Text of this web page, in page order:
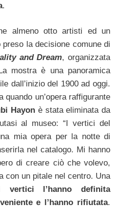
.
almeno otto artisti ed un
la decisione comune di
and Dream, organizzata
mostra è una panoramica
dall’inizio del 1900 ad oggi.
un’opera raffigurante
Hayon è stata eliminata da
al museo: “I vertici del
mia opera per la notte di
nel catalogo. Mi hanno
di creare ciò che volevo,
con un pitale nel centro. Una
l’hanno definita
e l’hanno rifiutata.